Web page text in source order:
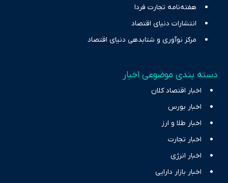
هفته‌نامه تجارت فردا
انتشارات دنیای اقتصاد
مرکز نوآوری و شتابدهی دنیای اقتصاد
دسته بندی موضوعی اخبار
اخبار اقتصاد کلان
اخبار بورس
اخبار طلا و ارز
اخبار تجارت
اخبار انرژی
اخبار بازار دارایی